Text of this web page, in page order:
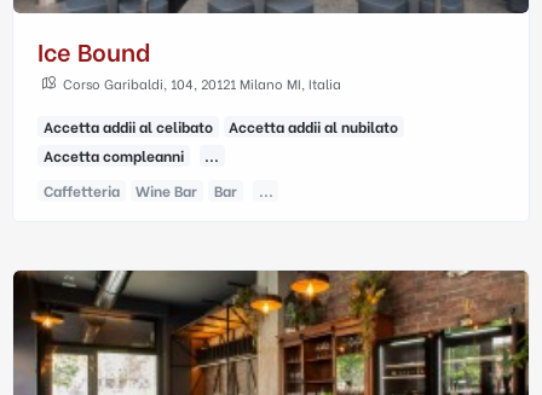
Ice Bound
Corso Garibaldi, 104, 20121 Milano MI, Italia
Accetta addii al celibato
Accetta addii al nubilato
Accetta compleanni
...
Caffetteria
Wine Bar Bar ...